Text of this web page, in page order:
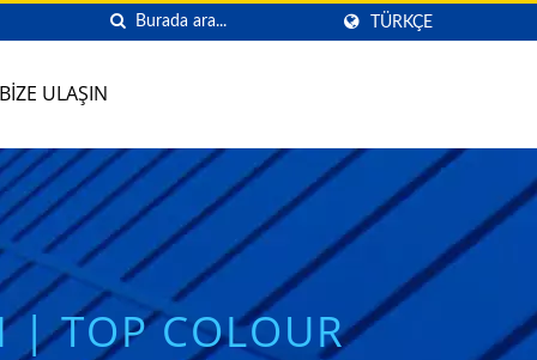
TÜRKÇE
BIZE ULAŞIN
| TOP COLOUR